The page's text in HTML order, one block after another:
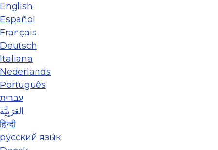
English
Español
Français
Deutsch
Italiana
Nederlands
Português
עברית
العَرَبِيَّة
हिन्दी
ру́сский язы́к